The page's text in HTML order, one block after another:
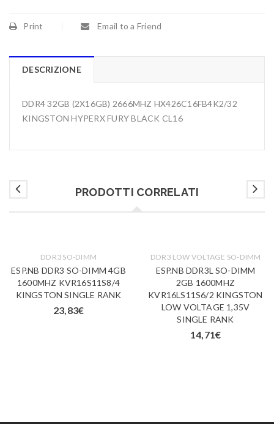
Print Email to a Friend
DESCRIZIONE
DDR4 32GB (2X16GB) 2666MHZ HX426C16FB4K2/32
KINGSTON HYPERX FURY BLACK CL16
PRODOTTI CORRELATI
DDR3 SO-DIMM
ESP.NB DDR3 SO-DIMM 4GB
1600MHZ KVR16S11S8/4
KINGSTON SINGLE RANK
23,83€
DDR3 LOW VOLTAGE SO-DIMM
ESP.NB DDR3L SO-DIMM
2GB 1600MHZ
KVR16LS11S6/2 KINGSTON
LOW VOLTAGE 1,35V
SINGLE RANK
14,71€